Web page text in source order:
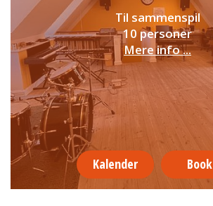
Til sammenspil
10 personer
Mere info ...
Kalender Book